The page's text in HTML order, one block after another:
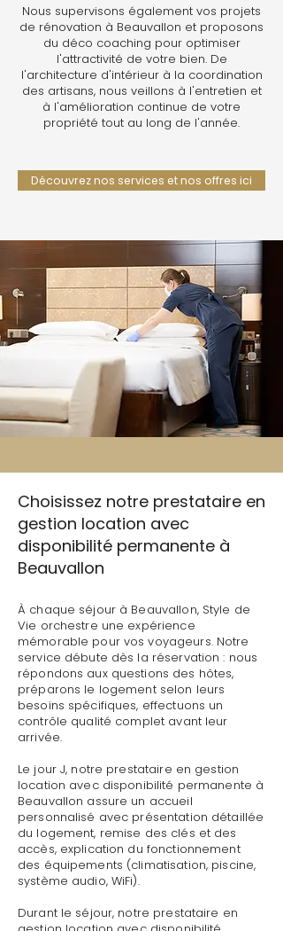
Nous supervisons également vos projets
de rénovation à Beauvallon et proposons
du déco coaching pour optimiser
l'attractivité de votre bien. De
l'architecture d'intérieur à la coordination
des artisans, nous veillons à l'entretien et
à l'amélioration continue de votre
propriété tout au long de l'année.
Découvrez nos services et nos offres ici
Choisissez notre prestataire en
gestion location avec
disponibilité permanente à
Beauvallon
À chaque séjour à Beauvallon, Style de
Vie orchestre une expérience
mémorable pour vos voyageurs. Notre
service débute dès la réservation : nous
répondons aux questions des hôtes,
préparons le logement selon leurs
besoins spécifiques, effectuons un
contrôle qualité complet avant leur
arrivée.
Le jour J, notre prestataire en gestion
location avec disponibilité permanente à
Beauvallon assure un accueil
personnalisé avec présentation détaillée
du logement, remise des clés et des
accès, explication du fonctionnement
des équipements (climatisation, piscine,
système audio, WiFi).
Durant le séjour, notre prestataire en